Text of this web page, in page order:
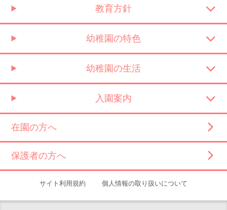
教育方針
幼稚園の特色
幼稚園の生活
入園案内
在園の方へ
保護者の方へ
サイト利用規約 個人情報の取り扱いについて